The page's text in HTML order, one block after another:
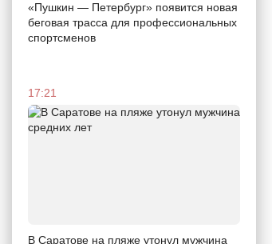
«Пушкин — Петербург» появится новая
беговая трасса для профессиональных
спортсменов
17:21
В Саратове на пляже утонул мужчина